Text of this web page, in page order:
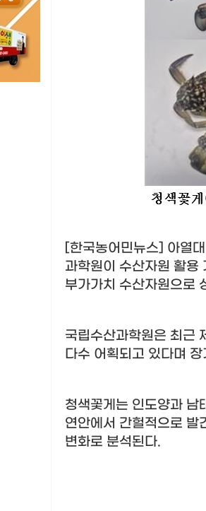
[한국농어민뉴스] 아열
과학원이 수산자원 활용
부가가치 수산자원으로
국립수산과학원은 최근
다수 어획되고 있다며
청색꽃게는 인도양과 남
연안에서 간헐적으로 발
변화로 분석된다.